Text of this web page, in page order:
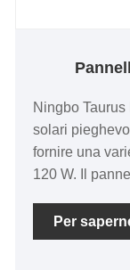
Ningbo
solari
fornire una
120 W. Il
applicazioni;
pronta
Per